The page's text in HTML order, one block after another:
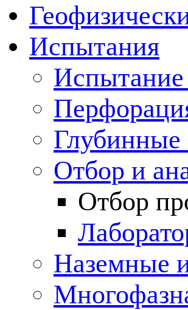
Испытания
Испытание
Глубинные
Отбор и
Отбор
Наземные